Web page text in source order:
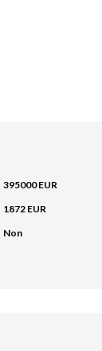
395000 EUR
1872 EUR
Non